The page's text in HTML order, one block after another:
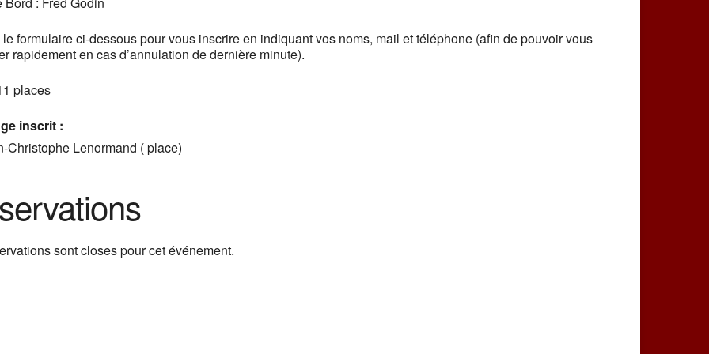
formulaire ci-dessous pour vous inscrire en indiquant vos noms, mail et téléphone (afin de pouvoir vous
rapidement en cas d’annulation de dernière minute).
places
inscrit :
Christophe Lenormand ( place)
sont closes pour cet événement.